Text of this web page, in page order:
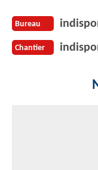
Bureau
Chantier